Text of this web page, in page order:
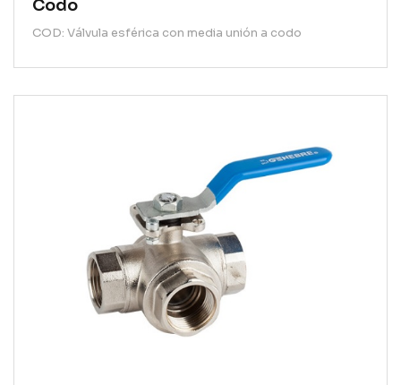
Codo
COD: Válvula esférica con media unión a codo